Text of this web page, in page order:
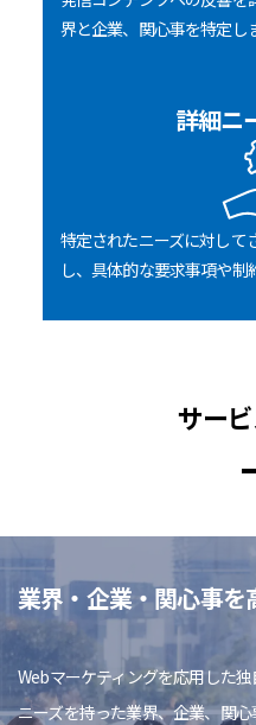
界と企業、関心事を特定し
詳細ニ
特定されたニーズに対して
し、具体的な要求事項や制
サー
業界・企業・関心事を
Webマーケティングを応用した
ニーズを持った業界、企業、関